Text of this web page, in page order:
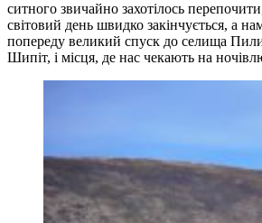
ситного звичайно захотілось
світовий день швидко закінчується, а
попереду великий спуск до селища
Шипіт, і місця, де нас чекають на